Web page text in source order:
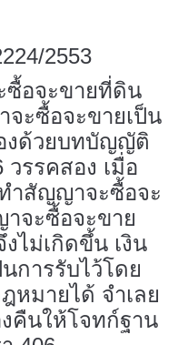
2553
ซื้อจะขายที่ดิน
ะซื้อจะขายเป็น
งด้วยบทบัญญัติ
รรคสอง เมื่อ
ำสัญญาจะซื้อจะ
จะซื้อจะขาย
ไม่เกิดขึ้น เงิน
การรับไว้โดย
หมายได้ จำเลย
คืนให้โจทก์ฐาน